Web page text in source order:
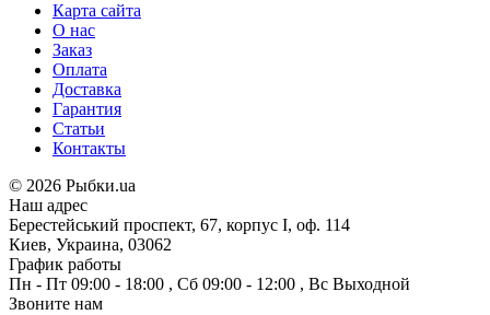
Карта сайта
О нас
Заказ
Оплата
Доставка
Гарантия
Статьи
Контакты
© 2026 Рыбки.ua
Наш адрес
Берестейський проспект, 67, корпус I, оф. 114
Киев, Украина, 03062
График работы
Пн - Пт 09:00 - 18:00 , Сб 09:00 - 12:00 , Вс Выходной
Звоните нам